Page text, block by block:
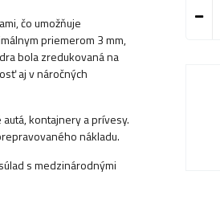
čo umožňuje
priemerom 3 mm,
bola zredukovaná na
aj v náročných
kontajnery a prívesy.
nákladu.
s medzinárodnými